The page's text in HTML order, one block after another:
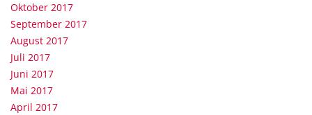
Oktober 2017
September 2017
August 2017
Juli 2017
Juni 2017
Mai 2017
April 2017